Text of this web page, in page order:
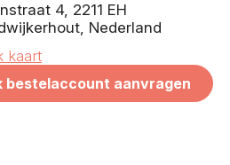
4, 2211 EH
Nederland
kaart
bestelaccount aanvragen